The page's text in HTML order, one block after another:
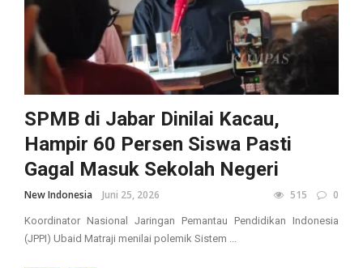
SPMB di Jabar Dinilai Kacau,
Hampir 60 Persen Siswa Pasti
Gagal Masuk Sekolah Negeri
New Indonesia Juni 25, 2026 515 0
Koordinator Nasional Jaringan Pemantau Pendidikan Indonesia
(JPPI) Ubaid Matraji menilai polemik Sistem ...